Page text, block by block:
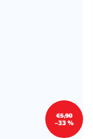
€5,90
–33 %